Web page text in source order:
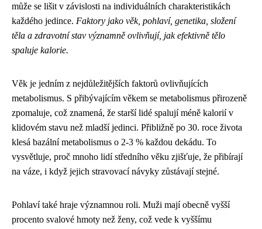
může se lišit v závislosti na individuálních charakteristikách
každého jedince. Faktory jako věk, pohlaví, genetika, složení
těla a zdravotní stav významně ovlivňují, jak efektivně tělo
spaluje kalorie.
Věk je jedním z nejdůležitějších faktorů ovlivňujících
metabolismus. S přibývajícím věkem se metabolismus přirozeně
zpomaluje, což znamená, že starší lidé spalují méně kalorií v
klidovém stavu než mladší jedinci. Přibližně po 30. roce života
klesá bazální metabolismus o 2-3 % každou dekádu. To
vysvětluje, proč mnoho lidí středního věku zjišťuje, že přibírají
na váze, i když jejich stravovací návyky zůstávají stejné.
Pohlaví také hraje významnou roli. Muži mají obecně vyšší
procento svalové hmoty než ženy, což vede k vyššímu